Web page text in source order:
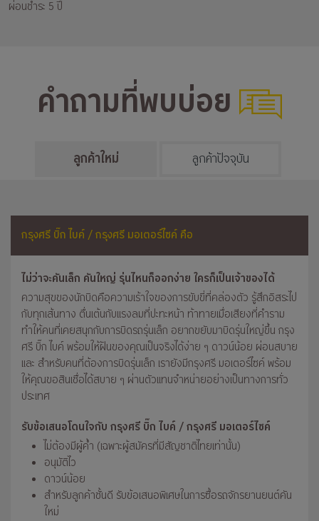
ผ่อนชำระ 5 ปี
คำถามที่พบบ่อย
ลูกค้าใหม่ ลูกค้าปัจจุบัน
กรุงศรี บิ๊ก ไบค์ / กรุงศรี มอเตอร์ไซค์ คือ
ไม่ว่าจะคันเล็ก คันใหญ่ รุ่นไหนก็ออกง่าย ใครก็เป็นเจ้าของได้
ความสุขของนักบิดคือความเร้าใจของการขับขี่ที่คล่องตัว รู้สึกอิสระไป
กับทุกเส้นทาง ตื่นเต้นกับแรงลมที่ปะทะหน้า ท้าทายเมื่อเสียงที่คำราม
ทำให้คนที่เคยสนุกกับการบิดรถรุ่นเล็ก อยากขยับมาบิดรุ่นใหญ่ขึ้น กรุง
ศรี บิ๊ก ไบค์ พร้อมให้ฝันของคุณเป็นจริงได้ง่าย ๆ ดาวน์น้อย ผ่อนสบาย
และ สำหรับคนที่ต้องการบิดรุ่นเล็ก เรายังมีกรุงศรี มอเตอร์ไซค์ พร้อม
ให้คุณขอสินเชื่อได้สบาย ๆ ผ่านตัวแทนจำหน่ายอย่างเป็นทางการทั่ว
ประเทศ
รับข้อเสนอโดนใจกับ กรุงศรี บิ๊ก ไบค์ / กรุงศรี มอเตอร์ไซค์
ไม่ต้องมีผู้ค้ำ (เฉพาะผู้สมัครที่มีสัญชาติไทยเท่านั้น)
อนุมัติไว
ดาวน์น้อย
สำหรับลูกค้าชั้นดี รับข้อเสนอพิเศษในการซื้อรถจักรยานยนต์คัน
ใหม่